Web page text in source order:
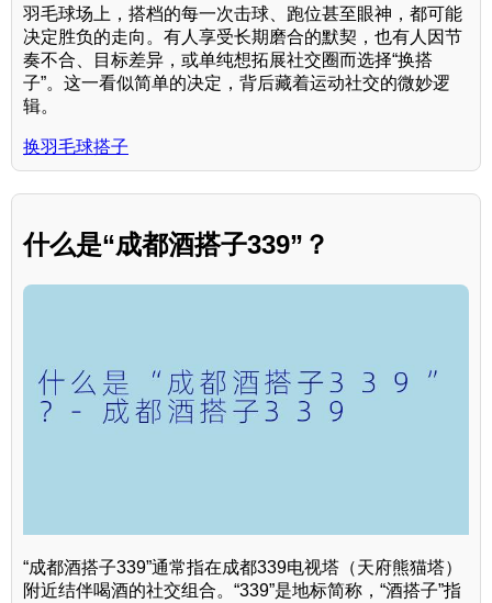
羽毛球场上，搭档的每一次击球、跑位甚至眼神，都可能
决定胜负的走向。有人享受长期磨合的默契，也有人因节
奏不合、目标差异，或单纯想拓展社交圈而选择“换搭
子”。这一看似简单的决定，背后藏着运动社交的微妙逻
辑。
换羽毛球搭子
什么是“成都酒搭子339”？
“成都酒搭子339”通常指在成都339电视塔（天府熊猫塔）
附近结伴喝酒的社交组合。“339”是地标简称，“酒搭子”指